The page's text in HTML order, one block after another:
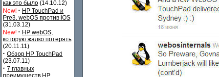
как это было (14.10.12)
New! · HP TouchPad и
Pre3. webOS против iOS
(31.03.12)
New! · HP webOS,
которую жалко потерять
(20.11.11)
· Обзор HP TouchPad
(23.07.11)
· 7 главных
преимуществ HP